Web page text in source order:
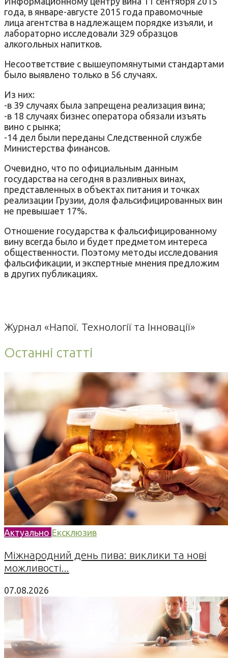
года, в январе-августе 2015 года правомочные
лица агентства в надлежащем порядке изъяли, и
лабораторно исследовали 329 образцов
алкогольных напитков.
Несоответствие с вышеупомянутыми стандартами
было выявлено только в 56 случаях.
Из них:
-в 39 случаях была запрещена реализация вина;
-в 18 случаях бизнес оператора обязали изъять
вино с рынка;
-14 дел были переданы Следственной службе
Министерства финансов.
Очевидно, что по официальным данным
государства на сегодня в разливных винах,
представленных в объектах питания и точках
реализации Грузии, доля фальсифицированных вин
не превышает 17%.
Отношение государства к фальсифицированному
вину всегда было и будет предметом интереса
общественности. Поэтому методы исследования
фальсификации, и экспертные мнения предложим
в других публикациях.
Журнал «Напої. Технології та Інновації»
Останні статті
Актуально Ексклюзив
Міжнародний день пива: виклики та нові
можливості...
07.08.2026